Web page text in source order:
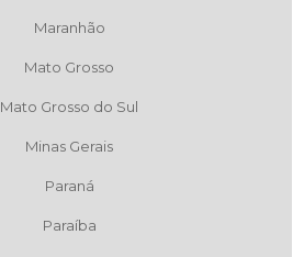
Maranhão
Mato Grosso
Mato Grosso do Sul
Minas Gerais
Paraná
Paraíba